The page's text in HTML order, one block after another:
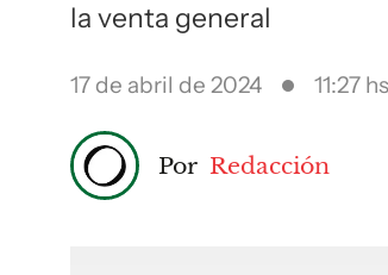
la venta general
17 de abril de 2024 11:27 hs
Por Redacción